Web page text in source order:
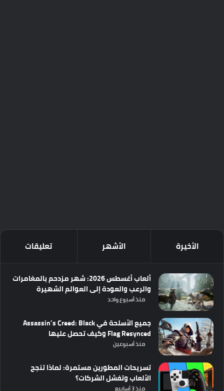
الأخيرة الأشهر تعليقات
ألعاب أغسطس 2026: شهر مزدحم بالمغامرات
والرعب والعودة إلى العوالم الشهيرة
منذ أسبوع واحد
جميع الأسلحة في Assassin’s Creed: Black
Flag Resynced وكيف تحصل عليها
منذ أسبوعين
تسريحات المطورين مستمرة: لماذا تنجح
الألعاب وتفشل الشركات؟
منذ 3 أسابيع